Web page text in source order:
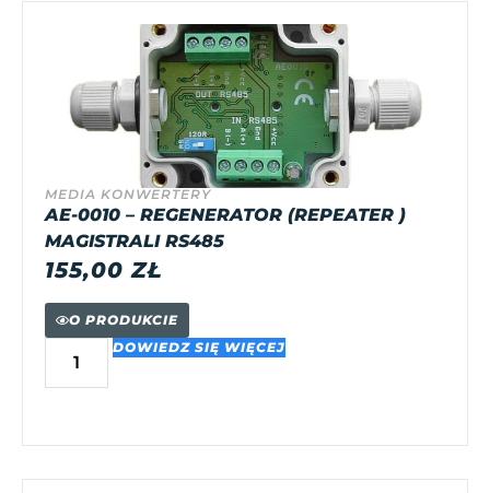
MEDIA KONWERTERY
AE-0010 – REGENERATOR (REPEATER )
MAGISTRALI RS485
155,00ZŁ
O PRODUKCIE
DOWIEDZ SIĘ WIĘCEJ